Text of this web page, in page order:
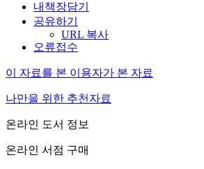
내책장담기
공유하기
URL 복사
오류접수
이 자료를 본 이용자가 본 자료
나만을 위한 추천자료
온라인 도서 정보
온라인 서점 구매